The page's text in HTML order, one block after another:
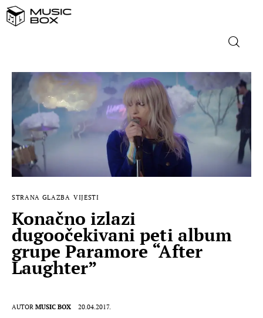
NASLOVNICA
DOMAĆA GLAZBA
STRANA GLAZBA
MUSIC BOX
STRANA GLAZBA VIJESTI
Konačno izlazi
dugoočekivani peti album
grupe Paramore “After
Laughter”
AUTOR MUSIC BOX 20.04.2017.